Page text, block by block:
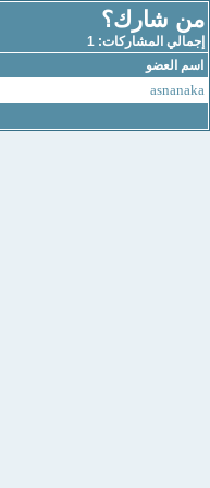
من شارك؟
إجمالي المشاركات: 1
اسم العضو
asnanaka